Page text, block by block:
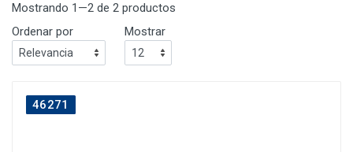
Mostrando 1—2 de 2 productos
Ordenar por
Mostrar
46271